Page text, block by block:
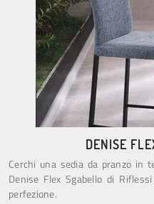
DENISE
Cerchi una sedia da pranzo in
Denise Flex Sgabello di
perfezione.